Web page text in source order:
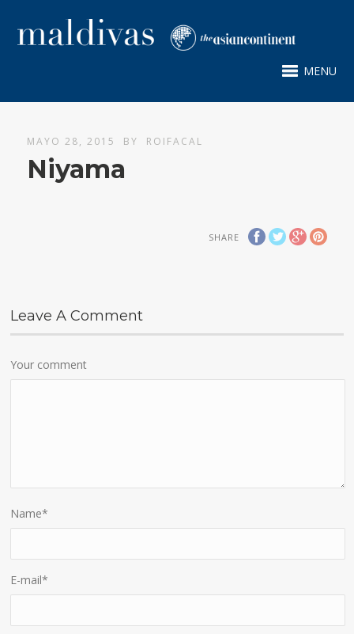
MENU
MAYO 28, 2015 BY ROIFACAL
Niyama
SHARE
Leave A Comment
Your comment
Name*
E-mail*